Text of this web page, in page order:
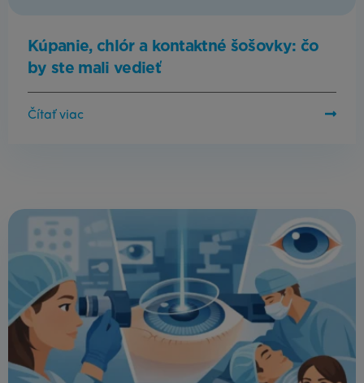
Kúpanie, chlór a kontaktné šošovky: čo
by ste mali vedieť
Čítať viac